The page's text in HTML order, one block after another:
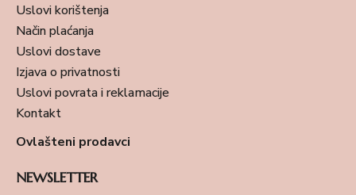
Uslovi korištenja
Način plaćanja
Uslovi dostave
Izjava o privatnosti
Uslovi povrata i reklamacije
Kontakt
Ovlašteni prodavci
NEWSLETTER